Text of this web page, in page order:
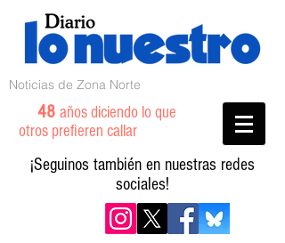
Noticias de Zona Norte
48 años diciendo lo que
otros prefieren callar
¡Seguinos también en nuestras redes
sociales!